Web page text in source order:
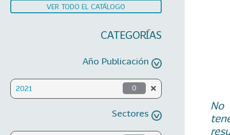
VER TODO EL CATÁLOGO
CATEGORÍAS
Año Publicación
2021 0
Sectores
No